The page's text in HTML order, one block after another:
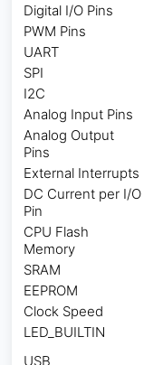
Digital I/O Pins
PWM Pins
UART
SPI
I2C
Analog Input Pins
Analog Output
Pins
External Interrupts
DC Current per I/O
Pin
CPU Flash
Memory
SRAM
EEPROM
Clock Speed
LED_BUILTIN
USB